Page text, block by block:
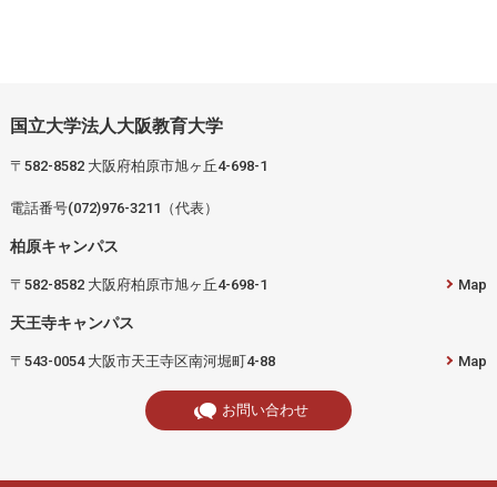
国立大学法人大阪教育大学
〒582-8582 大阪府柏原市旭ヶ丘4-698-1
電話番号(072)976-3211（代表）
柏原キャンパス
〒582-8582 大阪府柏原市旭ヶ丘4-698-1 Map
天王寺キャンパス
〒543-0054 大阪市天王寺区南河堀町4-88 Map
お問い合わせ